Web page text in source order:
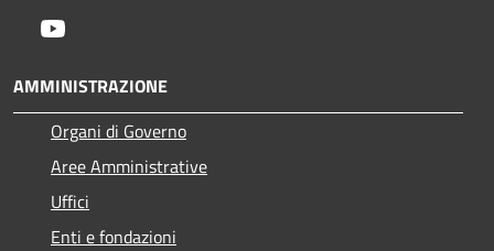
AMMINISTRAZIONE
Organi di Governo
Aree Amministrative
Uffici
Enti e fondazioni